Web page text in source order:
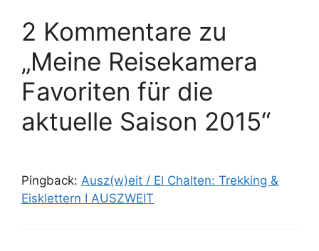
2 Kommentare zu
„Meine Reisekamera
Favoriten für die
aktuelle Saison 2015“
Pingback: Ausz(w)eit / El Chalten: Trekking &
Eisklettern I AUSZWEIT